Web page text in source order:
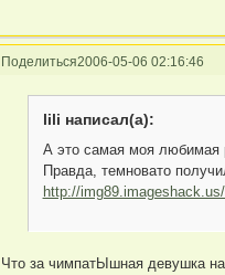
Поделиться2006-05-06 02:16:46
lili написал(а):
А это самая моя любимая
Правда, темновато
http://
Что за чимпатЫшная девушка